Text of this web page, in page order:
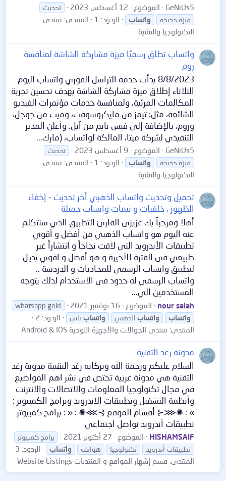
GeNiUs5 الموضوع 12 أغسطس 2023
تحديث
ميزة جديدة
واتساب الردود: 1 المنتدى: منتدى
التكنولوجيا والتقنية
واتساب تطلق رسميًا ميزة مشاركة الشاشة لمنافسة
زوم
8/8/2023 بدأت خدمة التراسل الفوري واتساب اليوم
الثلاثاء إطلاق ميزة مشاركة الشاشة بهدف تحسين تجربة
المكالمات المرئية، ولمنافسة خدمات مؤتمرات الفيديو
الشائعة، مثل: تيمز من مايكروسوفت، وميت من جوجل،
وزوم، بالإضافة إلى فيس تايم من آبل. وأعلن المدير
التنفيذي لشركة ميتا، المالكة لواتساب، (مارك...
GeNiUs5 الموضوع 9 أغسطس 2023
تحديث
ميزة جديدة
واتساب الردود: 1 المنتدى: منتدى
التكنولوجيا والتقنية
تحميل وتحديث واتساب الذهبي أخر تحديث - إخفاء
الظهور ، خلفيات و ثيمات واتساب جميلة
أهلا ومرحباً بك عزيزى القارئ التطبيق الذي سنتكلم
عنه اليوم هو واتساب الذهبي من أفضل و أقوي
تطبيقات الأندرويد التي لاقت نجاحاً و انتشاراً غير
طبيعي فى الفترة الأخيرة و هو أفضل و اقوي بديل
لتطبيق واتساب الرسمي للمحادثات و الدردشة ..
واتساب الرسمي له حدود فى الاستخدام لذلك يتوجه
المستخدمين الي...
nour salah الموضوع 16 نوفمبر 2021
whatsapp gold
واتساب
واتساب الذهبي واتساب بلس
الردود: 2
المنتدى: منتدى الجوالات والأجهزة اللوحية Android & IOS
مدونة رغد التقنية
السلام عليكم ورحمة الله وبركاته رغد التقنية مدونة رغد
التقنية هي مدونة عربية تختص في نشر اهم المواضيع
في مجال تكنولوجيا المعلومات والاتصالات والانترنت
وأنظمة التشغيل وتطبيقات الاندرويد وبرامج الكمبيوتر :
» : ✺⋘⊰ أقسام الموقع ⊱⋙✺ : « : برامج كمبيوتر
تطبيقات أندرويد تواصل اجتماعي
HISHAMSAIF الموضوع 27 أكتوبر 2021
برامج كمبيوتر
تطبيقات أندرويد
تكنولوجيا هواتف واتساب
الردود: 3
المنتدى: قسم إشهار المواقع و المنتديات Website Listings